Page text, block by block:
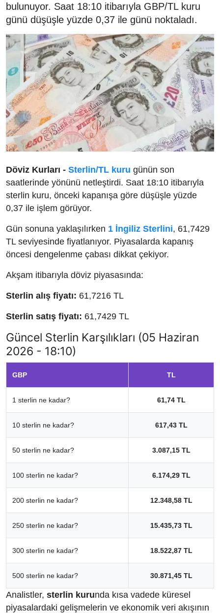
bulunuyor. Saat 18:10 itibarıyla GBP/TL kuru
günü düşüşle yüzde 0,37 ile günü noktaladı.
Döviz Kurları - Sterlin/TL kuru günün son
saatlerinde yönünü netleştirdi. Saat 18:10 itibarıyla
sterlin kuru, önceki kapanışa göre düşüşle yüzde
0,37 ile işlem görüyor.
Gün sonuna yaklaşılırken 1 İngiliz Sterlini, 61,7429
TL seviyesinde fiyatlanıyor. Piyasalarda kapanış
öncesi dengelenme çabası dikkat çekiyor.
Akşam itibarıyla döviz piyasasında:
Sterlin alış fiyatı: 61,7216 TL
Sterlin satış fiyatı: 61,7429 TL
Güncel Sterlin Karşılıkları (05 Haziran
2026 - 18:10)
GBP TL
1 sterlin ne kadar? 61,74 TL
10 sterlin ne kadar? 617,43 TL
50 sterlin ne kadar? 3.087,15 TL
100 sterlin ne kadar? 6.174,29 TL
200 sterlin ne kadar? 12.348,58 TL
250 sterlin ne kadar? 15.435,73 TL
300 sterlin ne kadar? 18.522,87 TL
500 sterlin ne kadar? 30.871,45 TL
Analistler, sterlin kurunda kısa vadede küresel
piyasalardaki gelişmelerin ve ekonomik veri akışının